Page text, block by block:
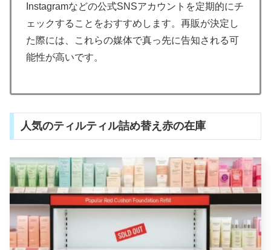
Instagramなどの公式SNSアカウントを定期的にチ
ェックすることをおすすめします。再販が決定し
た際には、これらの媒体で真っ先に告知される可
能性が高いです。
人気のティルティル詰め替え赤の在庫